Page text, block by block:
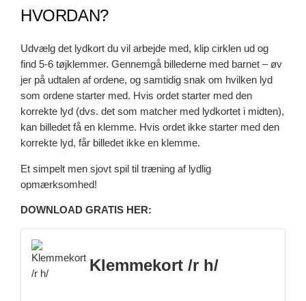
HVORDAN?
Udvælg det lydkort du vil arbejde med, klip cirklen ud og
find 5-6 tøjklemmer. Gennemgå billederne med barnet – øv
jer på udtalen af ordene, og samtidig snak om hvilken lyd
som ordene starter med. Hvis ordet starter med den
korrekte lyd (dvs. det som matcher med lydkortet i midten),
kan billedet få en klemme. Hvis ordet ikke starter med den
korrekte lyd, får billedet ikke en klemme.
Et simpelt men sjovt spil til træning af lydlig
opmærksomhed!
DOWNLOAD GRATIS HER:
Klemmekort /r h/